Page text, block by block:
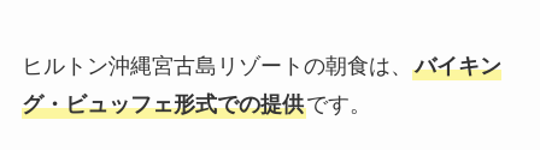
ヒルトン沖縄宮古島リゾートの朝食は、 バイキン
グ・ビュッフェ形式での提供です。